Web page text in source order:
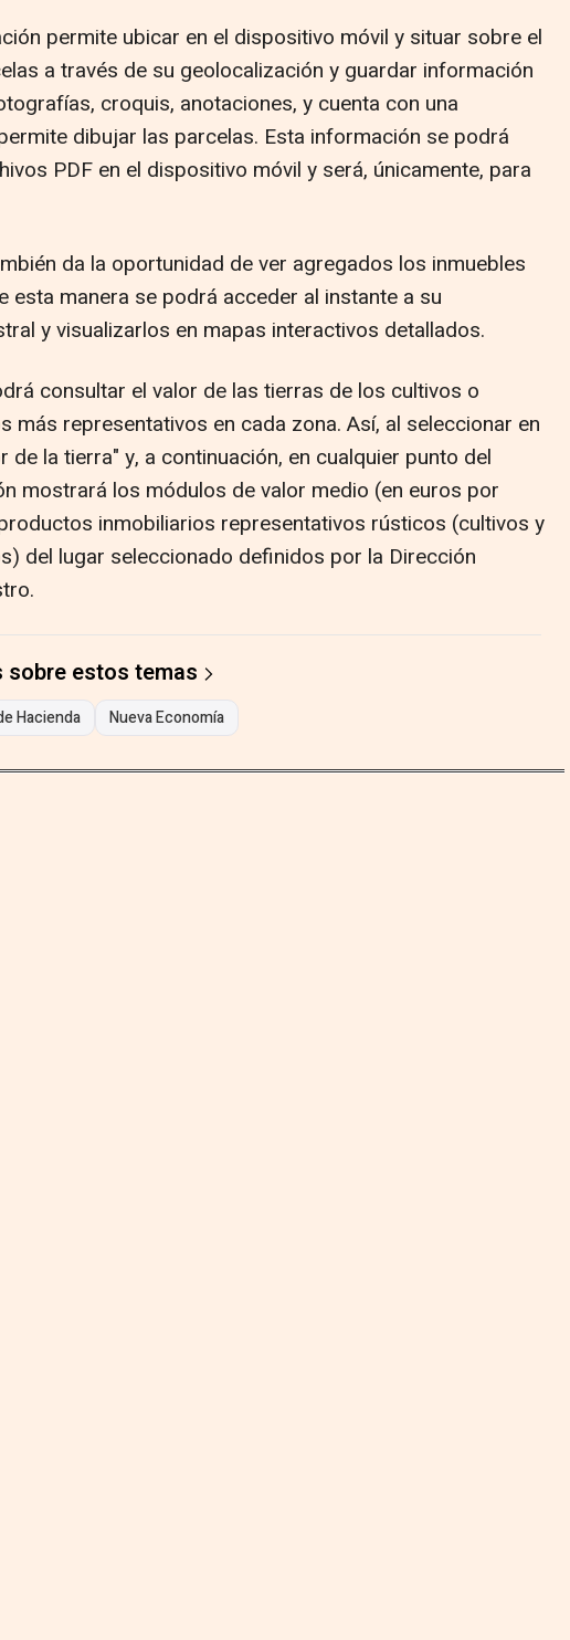
permite ubicar en el dispositivo móvil y situar sobre el
a través de su geolocalización y guardar información
croquis, anotaciones, y cuenta con una
dibujar las parcelas. Esta información se podrá
PDF en el dispositivo móvil y será, únicamente, para
da la oportunidad de ver agregados los inmuebles
esta manera se podrá acceder al instante a su
y visualizarlos en mapas interactivos detallados.
consultar el valor de las tierras de los cultivos o
más representativos en cada zona. Así, al seleccionar en
de la tierra" y, a continuación, en cualquier punto del
mostrará los módulos de valor medio (en euros por
inmobiliarios representativos rústicos (cultivos y
del lugar seleccionado definidos por la Dirección
estos temas
Hacienda Nueva Economía